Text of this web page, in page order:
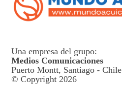
Una empresa del grupo:
Medios Comunicaciones
Puerto Montt, Santiago - Chile
© Copyright 2026